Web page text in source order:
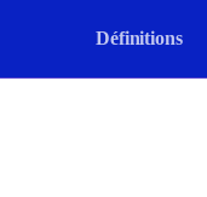
Définitions